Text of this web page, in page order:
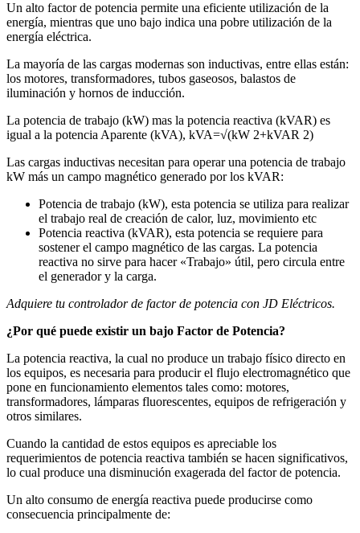
Un alto factor de potencia permite una eficiente utilización de la
energía, mientras que uno bajo indica una pobre utilización de la
energía eléctrica.
La mayoría de las cargas modernas son inductivas, entre ellas están:
los motores, transformadores, tubos gaseosos, balastos de
iluminación y hornos de inducción.
La potencia de trabajo (kW) mas la potencia reactiva (kVAR) es
igual a la potencia Aparente (kVA), kVA=√(kW 2+kVAR 2)
Las cargas inductivas necesitan para operar una potencia de trabajo
kW más un campo magnético generado por los kVAR:
Potencia de trabajo (kW), esta potencia se utiliza para realizar
el trabajo real de creación de calor, luz, movimiento etc
Potencia reactiva (kVAR), esta potencia se requiere para
sostener el campo magnético de las cargas. La potencia
reactiva no sirve para hacer «Trabajo» útil, pero circula entre
el generador y la carga.
Adquiere tu controlador de factor de potencia con JD Eléctricos.
¿Por qué puede existir un bajo Factor de Potencia?
La potencia reactiva, la cual no produce un trabajo físico directo en
los equipos, es necesaria para producir el flujo electromagnético que
pone en funcionamiento elementos tales como: motores,
transformadores, lámparas fluorescentes, equipos de refrigeración y
otros similares.
Cuando la cantidad de estos equipos es apreciable los
requerimientos de potencia reactiva también se hacen significativos,
lo cual produce una disminución exagerada del factor de potencia.
Un alto consumo de energía reactiva puede producirse como
consecuencia principalmente de: